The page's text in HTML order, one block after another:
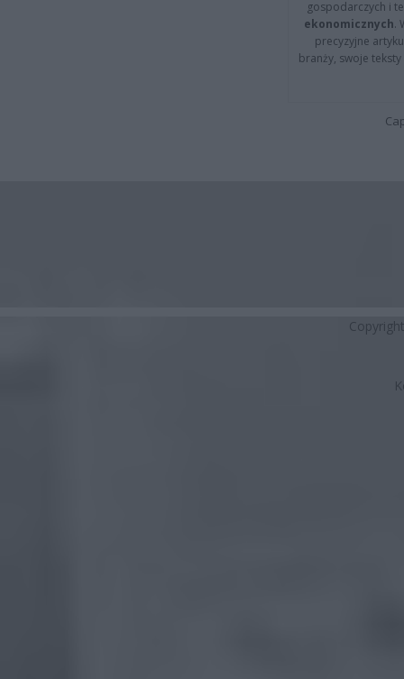
gospodarczych i
ekonomicznych.
precyzyjne
branży, swoje